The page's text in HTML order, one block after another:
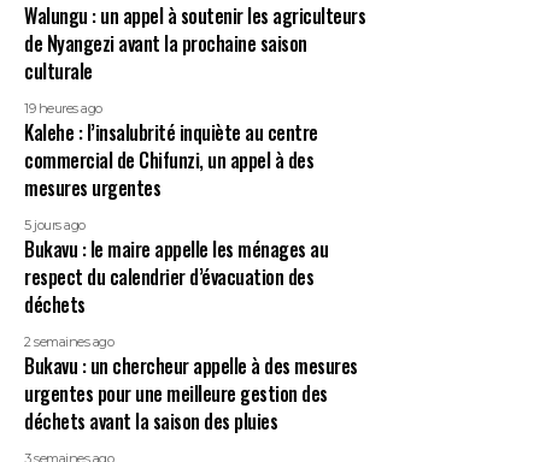
Walungu : un appel à soutenir les agriculteurs
de Nyangezi avant la prochaine saison
culturale
19 heures ago
Kalehe : l’insalubrité inquiète au centre
commercial de Chifunzi, un appel à des
mesures urgentes
5 jours ago
Bukavu : le maire appelle les ménages au
respect du calendrier d’évacuation des
déchets
2 semaines ago
Bukavu : un chercheur appelle à des mesures
urgentes pour une meilleure gestion des
déchets avant la saison des pluies
3 semaines ago